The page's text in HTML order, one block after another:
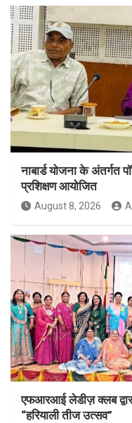
नाबार्ड योजना के अंतर्गत
प्रशिक्षण आयोजित
August 8, 2026
एफआरआई लेडीज़ क्लब
“हरियाली तीज उत्सव”